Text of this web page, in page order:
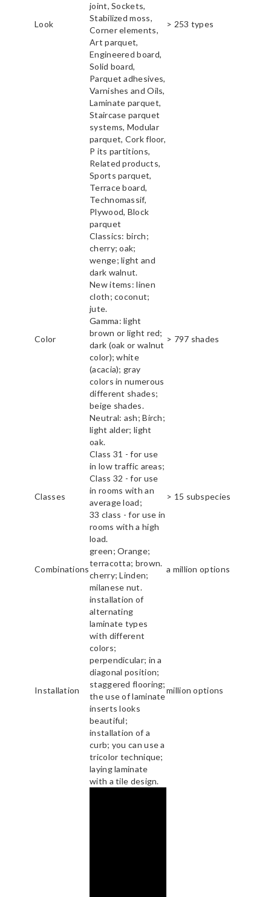
Look
joint, Sockets,
Stabilized moss,
Corner elements,
Art parquet,
Engineered board,
Solid board,
Parquet adhesives,
Varnishes and Oils,
Laminate parquet,
Staircase parquet
systems, Modular
parquet, Cork floor,
P its partitions,
Related products,
Sports parquet,
Terrace board,
Technomassif,
Plywood, Block
parquet
> 253 types
Color
Classics: birch;
cherry; oak;
wenge; light and
dark walnut.
New items: linen
cloth; coconut;
jute.
Gamma: light
brown or light red;
dark (oak or walnut
color); white
(acacia); gray
colors in numerous
different shades;
beige shades.
Neutral: ash; Birch;
light alder; light
oak.
> 797 shades
Classes
Class 31 - for use
in low traffic areas;
Class 32 - for use
in rooms with an
average load;
33 class - for use in
rooms with a high
load.
> 15 subspecies
Combinations
green; Orange;
terracotta; brown.
cherry; Linden;
milanese nut.
a million options
Installation
installation of
alternating
laminate types
with different
colors;
perpendicular; in a
diagonal position;
staggered flooring;
the use of laminate
inserts looks
beautiful;
installation of a
curb; you can use a
tricolor technique;
laying laminate
with a tile design.
million options